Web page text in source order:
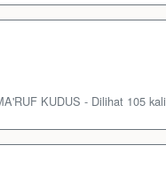
KUDUS - Dilihat 105 kali